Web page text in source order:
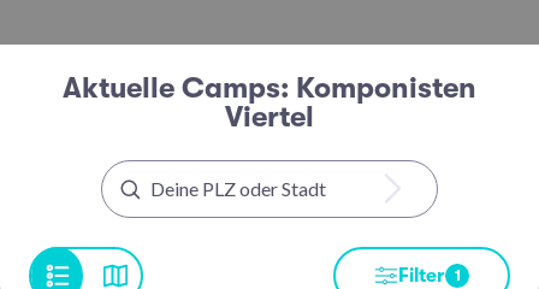
Aktuelle Camps: Komponisten
Viertel
Filter 1